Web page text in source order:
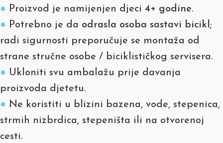
● Proizvod je namijenjen djeci 4+ godine.
● Potrebno je da odrasla osoba sastavi bicikl;
radi sigurnosti preporučuje se montaža od
strane stručne osobe / biciklističkog servisera.
● Ukloniti svu ambalažu prije davanja
proizvoda djetetu.
● Ne koristiti u blizini bazena, vode, stepenica,
strmih nizbrdica, stepeništa ili na otvorenoj
cesti.